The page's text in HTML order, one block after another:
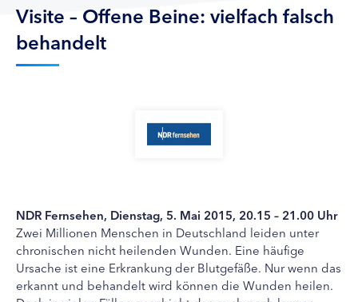
Visite – Offene Beine: vielfach falsch
behandelt
NDR Fernsehen, Dienstag, 5. Mai 2015, 20.15 – 21.00 Uhr
Zwei Millionen Menschen in Deutschland leiden unter
chronischen nicht heilenden Wunden. Eine häufige
Ursache ist eine Erkrankung der Blutgefäße. Nur wenn das
erkannt und behandelt wird können die Wunden heilen.